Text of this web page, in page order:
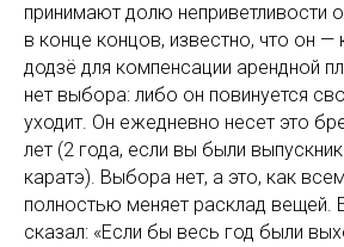
принимают долю неприветливости
в конце концов, известно, что он —
додзё для компенсации арендной
нет выбора: либо он повинуется
уходит. Он ежедневно несет это
лет (2 года, если вы были
каратэ). Выбора нет, а это, как
полностью меняет расклад вещей.
сказал: «Если бы весь год были